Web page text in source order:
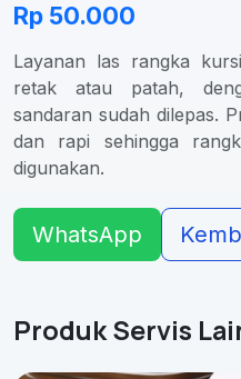
Rp 50.000
Layanan las rangka
retak atau patah,
sandaran sudah dilepas.
dan rapi sehingga
digunakan.
WhatsApp
Produk Servis